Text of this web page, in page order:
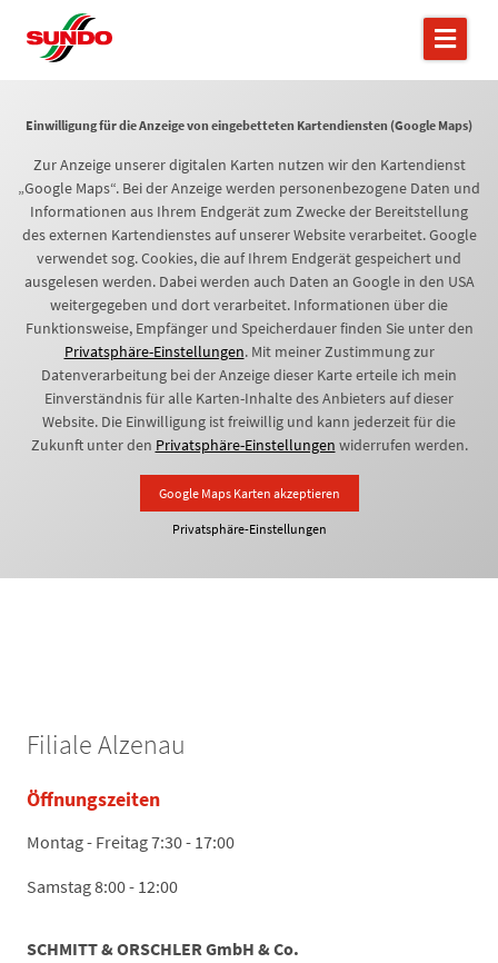
Einwilligung für die Anzeige von eingebetteten Kartendiensten (Google Maps)
Zur Anzeige unserer digitalen Karten nutzen wir den Kartendienst
„Google Maps“. Bei der Anzeige werden personenbezogene Daten und
Informationen aus Ihrem Endgerät zum Zwecke der Bereitstellung
des externen Kartendienstes auf unserer Website verarbeitet. Google
verwendet sog. Cookies, die auf Ihrem Endgerät gespeichert und
ausgelesen werden. Dabei werden auch Daten an Google in den USA
weitergegeben und dort verarbeitet. Informationen über die
Funktionsweise, Empfänger und Speicherdauer finden Sie unter den
Privatsphäre-Einstellungen. Mit meiner Zustimmung zur
Datenverarbeitung bei der Anzeige dieser Karte erteile ich mein
Einverständnis für alle Karten-Inhalte des Anbieters auf dieser
Website. Die Einwilligung ist freiwillig und kann jederzeit für die
Zukunft unter den Privatsphäre-Einstellungen widerrufen werden.
Google Maps Karten akzeptieren
Privatsphäre-Einstellungen
Filiale Alzenau
Öffnungszeiten
Montag - Freitag 7:30 - 17:00
Samstag 8:00 - 12:00
SCHMITT & ORSCHLER GmbH & Co.